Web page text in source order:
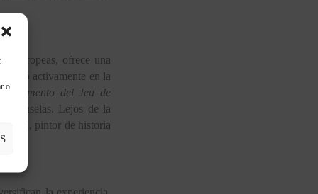
o
europeas, ofrece una
activamente en la
Juramento del Jeu de
Bruselas. Lejos de la
pintor de historia